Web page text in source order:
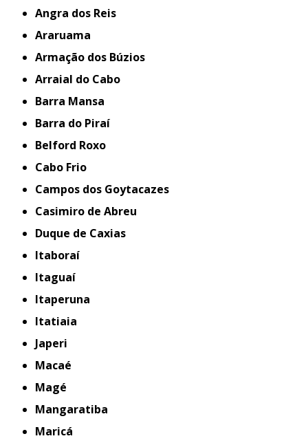
Angra dos Reis
Araruama
Armação dos Búzios
Arraial do Cabo
Barra Mansa
Barra do Piraí
Belford Roxo
Cabo Frio
Campos dos Goytacazes
Casimiro de Abreu
Duque de Caxias
Itaboraí
Itaguaí
Itaperuna
Itatiaia
Japeri
Macaé
Magé
Mangaratiba
Maricá